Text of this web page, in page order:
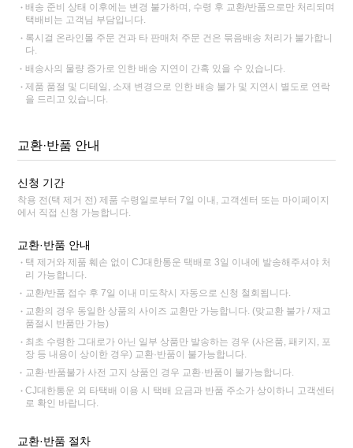
배송 준비 상태 이후에는 변경 불가하며, 수령 후 교환/반품으로만 처리되며
택배비는 고객님 부담입니다.
록시걸 온라인몰 주문 건과 타 판매처 주문 건은 묶음배송 처리가 불가합니
다.
배송사의 물량 증가로 인한 배송 지연이 간혹 있을 수 있습니다.
제품 품절 및 디테일, 소재 변경으로 인한 배송 불가 및 지연시 별도로 연락
을 드리고 있습니다.
교환·반품 안내
신청 기간
착용 전(택 제거 전) 제품 수령일로부터 7일 이내, 고객센터 또는 마이페이지
에서 직접 신청 가능합니다.
교환·반품 안내
택 제거와 제품 훼손 없이 CJ대한통운 택배로 3일 이내에 발송해주셔야 처
리 가능합니다.
교환/반품 접수 후 7일 이내 미도착시 자동으로 신청 철회됩니다.
교환의 경우 동일한 상품의 사이즈 교환만 가능합니다. (맞교환 불가 / 재고
품절시 반품만 가능)
최초 수령한 그대로가 아닌 일부 상품만 발송하는 경우 (사은품, 패키지, 포
장 등 내용이 상이한 경우) 교환·반품이 불가능합니다.
교환·반품불가 사전 고지 상품인 경우 교환·반품이 불가능합니다.
CJ대한통운 외 타택배 이용 시 택배 요금과 반품 주소가 상이하니 고객센터
로 확인 바랍니다.
교환·반품 절차